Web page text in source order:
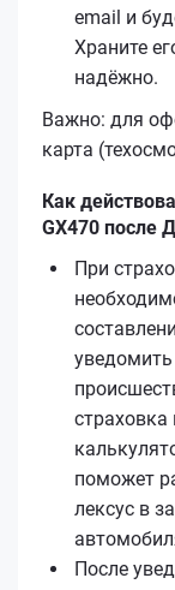
email и
Храните
надёжно.
Важно: для
карта
Как
GX470 после
При
страховка
поможет
лексус в
После